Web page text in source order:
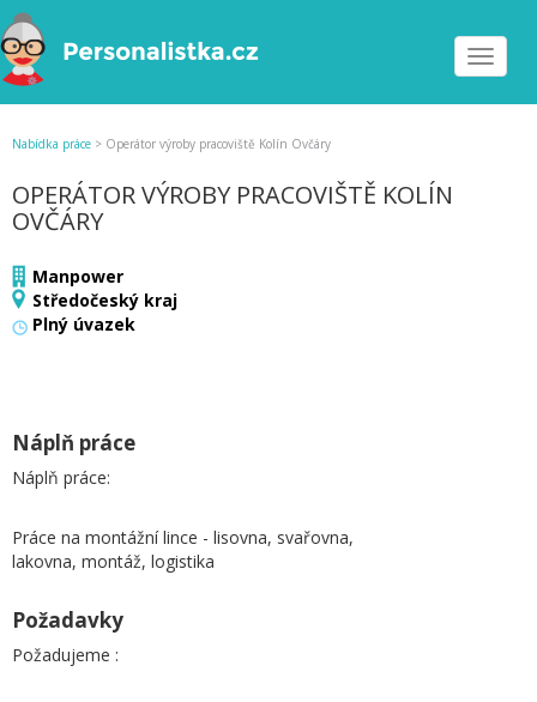
Toggle
Nabídka práce > Operátor výroby pracoviště Kolín Ovčáry
OPERÁTOR VÝROBY PRACOVIŠTĚ KOLÍN
OVČÁRY
Manpower
Středočeský kraj
Plný úvazek
Náplň práce
Náplň práce:
Práce na montážní lince - lisovna, svařovna,
lakovna, montáž, logistika
Požadavky
Požadujeme :